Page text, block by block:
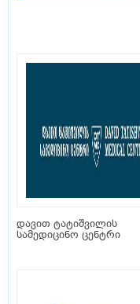
დავით ტატიშვილის
სამედიცინო ცენტრი